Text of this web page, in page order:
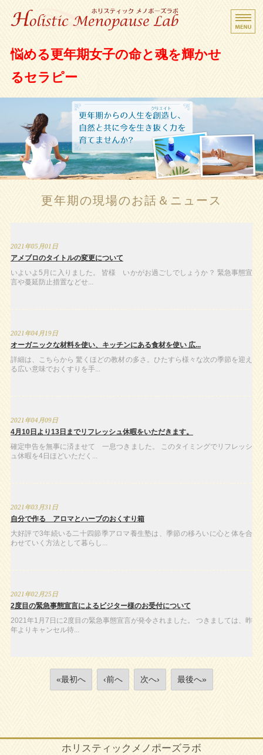
ーズラボ
悩める更年期女子の命と魂を輝かせ
るセラピー
Beginner's Guide
Holistic Menopause
Menu
更年期の現場のお話＆ニュース
2021年05月01日
アメブロのタイトルの変更について
いよいよ5月に入りました。 皆様 いかがお過ごしでしょうか？ 緊急事態宣
言や蔓延防止措置などせ...
2021年04月19日
オーガニックな材料を使い、キッチンにある食材を使い 広...
詳細は、こちらから 驚くほどの教材の多さ。ひたすら様々な次の季節を迎え
る広い意味でおくすりを手...
2021年04月09日
4月10日より13日までリフレッシュ休暇をいただきます。
確定申告を無事に済ませて 一息つきました。 このタイミングでリフレッシ
ュ休暇を4日ほどいただく...
2021年03月31日
自分で作る アロマとハーブのおくすり箱
大好評で3年続いる二十四節季アロマ養生塾は、季節の移ろいに心と体を合
わせていく方法として暮らし...
2021年02月25日
2度目の緊急事態宣言によるビジター様のお受付について
2021年1月7日に2度目の緊急事態宣言が発令されました。 つきましては、昨
年よりキャンセル待...
«最初へ ‹前へ 次へ› 最後へ»
ホリスティックメノポーズラボ